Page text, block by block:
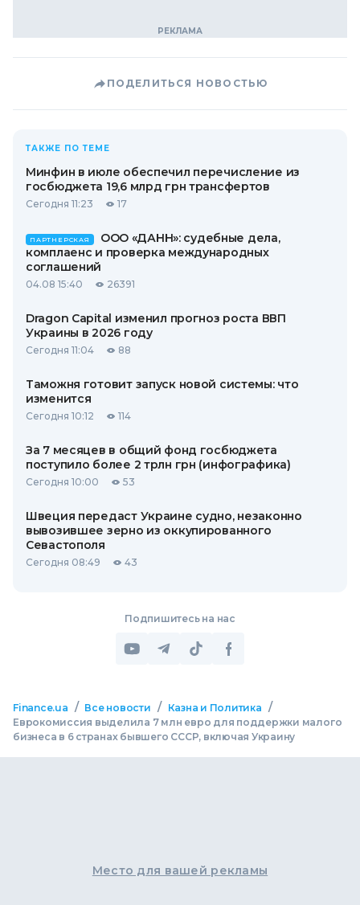
ПОДЕЛИТЬСЯ НОВОСТЬЮ
ТАКЖЕ ПО ТЕМЕ
Минфин в июле обеспечил перечисление из
госбюджета 19,6 млрд грн трансфертов
Сегодня 11:23 17
ПАРТНЕРСКАЯ
ООО «ДАНН»: судебные дела,
комплаенс и проверка международных
соглашений
04.08 15:40 26391
Dragon Capital изменил прогноз роста ВВП
Украины в 2026 году
Сегодня 11:04 88
Таможня готовит запуск новой системы: что
изменится
Сегодня 10:12 114
За 7 месяцев в общий фонд госбюджета
поступило более 2 трлн грн (инфографика)
Сегодня 10:00 53
Швеция передаст Украине судно, незаконно
вывозившее зерно из оккупированного
Севастополя
Сегодня 08:49 43
Подпишитесь на нас
Finance.ua / Все новости / Казна и Политика /
Еврокомиссия выделила 7 млн евро для поддержки малого
бизнеса в 6 странах бывшего СССР, включая Украину
Место для вашей рекламы